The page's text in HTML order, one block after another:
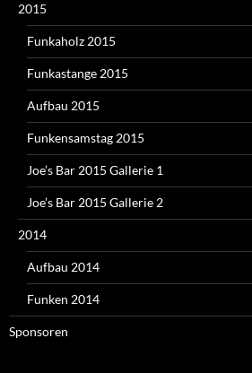
2015
Funkaholz 2015
Funkastange 2015
Aufbau 2015
Funkensamstag 2015
Joe’s Bar 2015 Gallerie 1
Joe’s Bar 2015 Gallerie 2
2014
Aufbau 2014
Funken 2014
Sponsoren